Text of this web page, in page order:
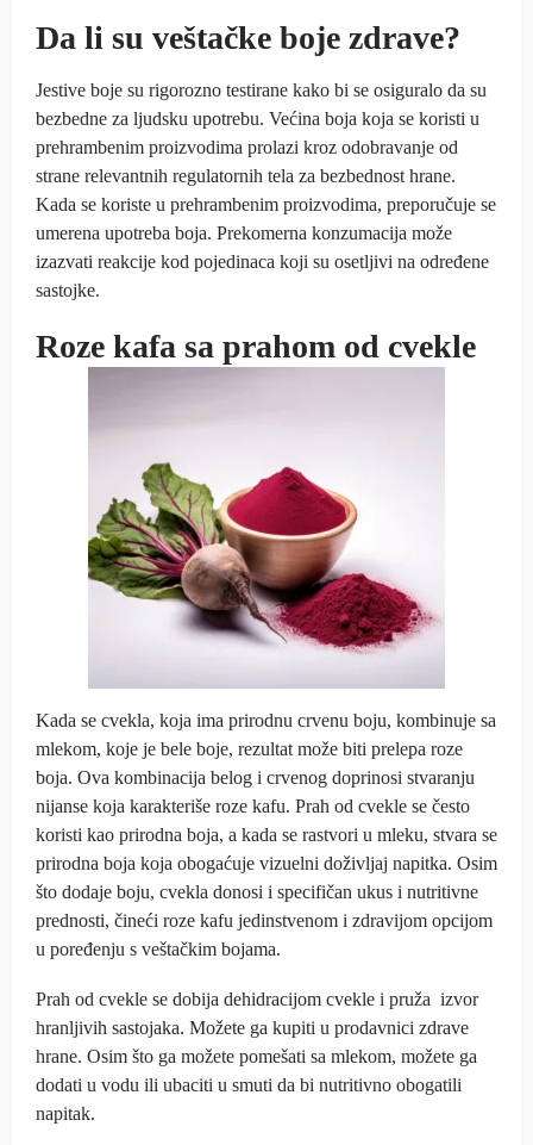
Da li su veštačke boje zdrave?
Jestive boje su rigorozno testirane kako bi se osiguralo da su
bezbedne za ljudsku upotrebu. Većina boja koja se koristi u
prehrambenim proizvodima prolazi kroz odobravanje od
strane relevantnih regulatornih tela za bezbednost hrane.
Kada se koriste u prehrambenim proizvodima, preporučuje se
umerena upotreba boja. Prekomerna konzumacija može
izazvati reakcije kod pojedinaca koji su osetljivi na određene
sastojke.
Roze kafa sa prahom od cvekle
Kada se cvekla, koja ima prirodnu crvenu boju, kombinuje sa
mlekom, koje je bele boje, rezultat može biti prelepa roze
boja. Ova kombinacija belog i crvenog doprinosi stvaranju
nijanse koja karakteriše roze kafu. Prah od cvekle se često
koristi kao prirodna boja, a kada se rastvori u mleku, stvara se
prirodna boja koja obogaćuje vizuelni doživljaj napitka. Osim
što dodaje boju, cvekla donosi i specifičan ukus i nutritivne
prednosti, čineći roze kafu jedinstvenom i zdravijom opcijom
u poređenju s veštačkim bojama.
Prah od cvekle se dobija dehidracijom cvekle i pruža izvor
hranljivih sastojaka. Možete ga kupiti u prodavnici zdrave
hrane. Osim što ga možete pomešati sa mlekom, možete ga
dodati u vodu ili ubaciti u smuti da bi nutritivno obogatili
napitak.